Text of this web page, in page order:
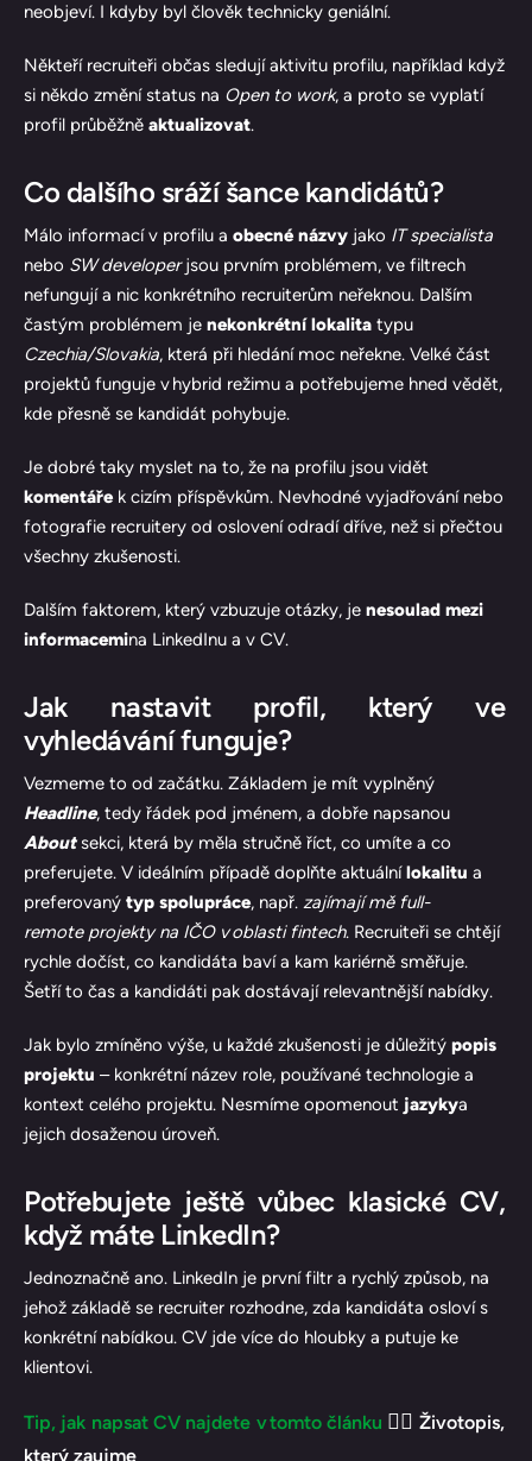
neobjeví. I kdyby byl člověk technicky geniální.
Někteří recruiteři občas sledují aktivitu profilu, například když
si někdo změní status na Open to work, a proto se vyplatí
profil průběžně aktualizovat.
Co dalšího sráží šance kandidátů?
Málo informací v profilu a obecné názvy jako IT specialista
nebo SW developerjsou prvním problémem, ve filtrech
nefungují a nic konkrétního recruiterům neřeknou. Dalším
častým problémem je nekonkrétní lokalita typu
Czechia/Slovakia, která při hledání moc neřekne. Velké část
projektů funguje v hybrid režimu a potřebujeme hned vědět,
kde přesně se kandidát pohybuje.
Je dobré taky myslet na to, že na profilu jsou vidět
komentářek cizím příspěvkům. Nevhodné vyjadřování nebo
fotografie recruitery od oslovení odradí dříve, než si přečtou
všechny zkušenosti.
Dalším faktorem, který vzbuzuje otázky, je nesoulad mezi
informacemina LinkedInu a v CV.
Jak nastavit profil, který ve
vyhledávání funguje?
Vezmeme to od začátku. Základem je mít vyplněný
Headline, tedy řádek pod jménem, a dobře napsanou
Aboutsekci, která by měla stručně říct, co umíte a co
preferujete. V ideálním případě doplňte aktuálnílokalitu a
preferovaný typ spolupráce, např. zajímají mě full-
remote projekty na IČO v oblasti fintech. Recruiteři se chtějí
rychle dočíst, co kandidáta baví a kam kariérně směřuje.
Šetří to čas a kandidáti pak dostávají relevantnější nabídky.
Jak bylo zmíněno výše, u každé zkušenosti je důležitý popis
projektu – konkrétní název role, používané technologie a
kontext celého projektu. Nesmíme opomenout jazykya
jejich dosaženou úroveň.
Potřebujete ještě vůbec klasické CV,
když máte LinkedIn?
Jednoznačně ano. LinkedIn je první filtr a rychlý způsob, na
jehož základě se recruiter rozhodne, zda kandidáta osloví s
konkrétní nabídkou. CV jde více do hloubky a putuje ke
klientovi.
Tip, jak napsat CV najdete v tomto článku 👉🏻Životopis,
který zaujme